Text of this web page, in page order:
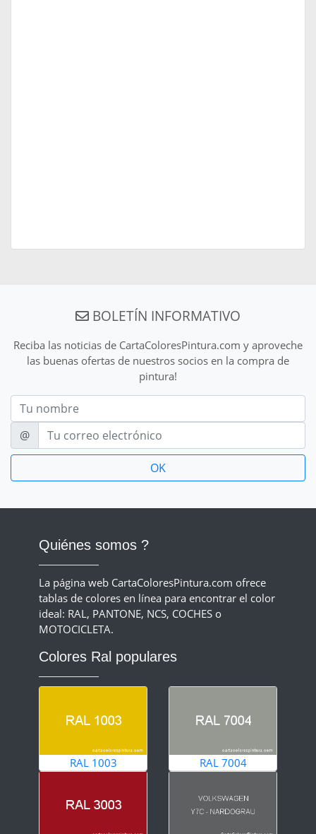
BOLETÍN INFORMATIVO
Reciba las noticias de CartaColoresPintura.com y aproveche
las buenas ofertas de nuestros socios en la compra de
pintura!
Nom
E-mail
@
Quiénes somos ?
La página web CartaColoresPintura.com ofrece
tablas de colores en línea para encontrar el color
ideal: RAL, PANTONE, NCS, COCHES o
MOTOCICLETA.
Colores Ral populares
RAL 1003 RAL 7004